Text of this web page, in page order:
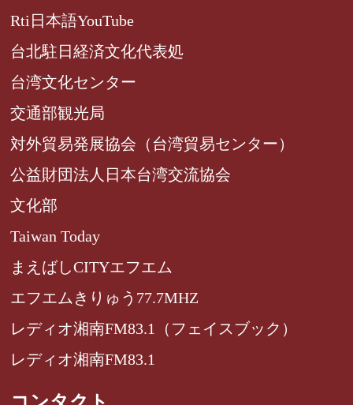
Rti日本語YouTube
台北駐日経済文化代表処
台湾文化センター
交通部観光局
対外貿易発展協会（台湾貿易センター）
公益財団法人日本台湾交流協会
文化部
Taiwan Today
まえばしCITYエフエム
エフエムきりゅう77.7MHZ
レディオ湘南FM83.1（フェイスブック）
レディオ湘南FM83.1